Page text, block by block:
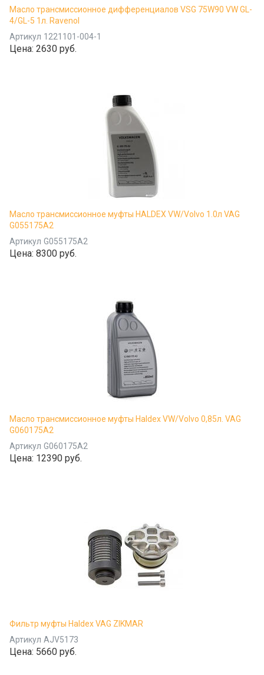
Масло трансмиссионное дифференциалов VSG 75W90 VW GL-
4/GL-5 1л. Ravenol
Артикул 1221101-004-1
Цена: 2630 руб.
Масло трансмиссионное муфты HALDEX VW/Volvo 1.0л VAG
G055175A2
Артикул G055175A2
Цена: 8300 руб.
Масло трансмиссионное муфты Haldex VW/Volvo 0,85л. VAG
G060175A2
Артикул G060175A2
Цена: 12390 руб.
Фильтр муфты Haldex VAG ZIKMAR
Артикул AJV5173
Цена: 5660 руб.